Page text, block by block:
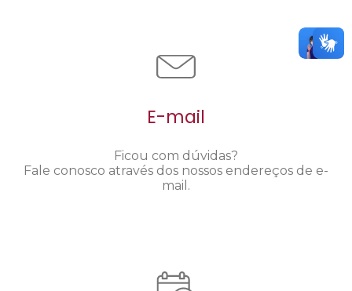
E-mail
Ficou com dúvidas?
Fale conosco através dos nossos endereços de e-
mail.